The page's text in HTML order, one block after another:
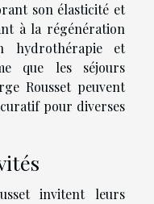
son élasticité et
à la régénération
hydrothérapie et
que les séjours
Rousset peuvent
pour diverses
invitent leurs